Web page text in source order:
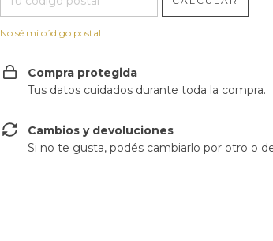
No sé mi código postal
Compra protegida
Tus datos cuidados durante toda la compra.
Cambios y devoluciones
Si no te gusta, podés cambiarlo por otro o